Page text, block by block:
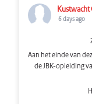
Kustwacht
6 days ago
Aan het einde van
de JBK-opleiding